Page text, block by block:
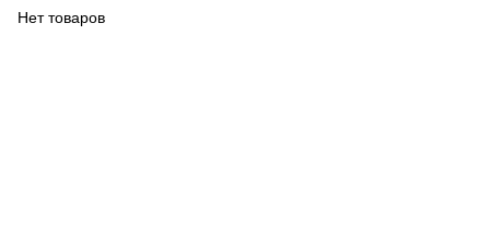
Нет товаров